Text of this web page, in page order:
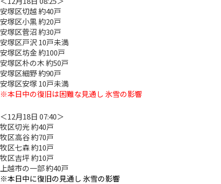
安塚区切越 約40戸
安塚区小黒 約20戸
安塚区菅沼 約30戸
安塚区戸沢 10戸未満
安塚区坊金 約100戸
安塚区朴の木 約50戸
安塚区細野 約90戸
安塚区安塚 10戸未満
※本日中の復旧は困難な見通し 氷雪の影響
＜12月18日 07:40＞
牧区切光 約40戸
牧区高谷 約70戸
牧区七森 約10戸
牧区吉坪 約10戸
上越市の一部 約40戸
※本日中に復旧の見通し 氷雪の影響